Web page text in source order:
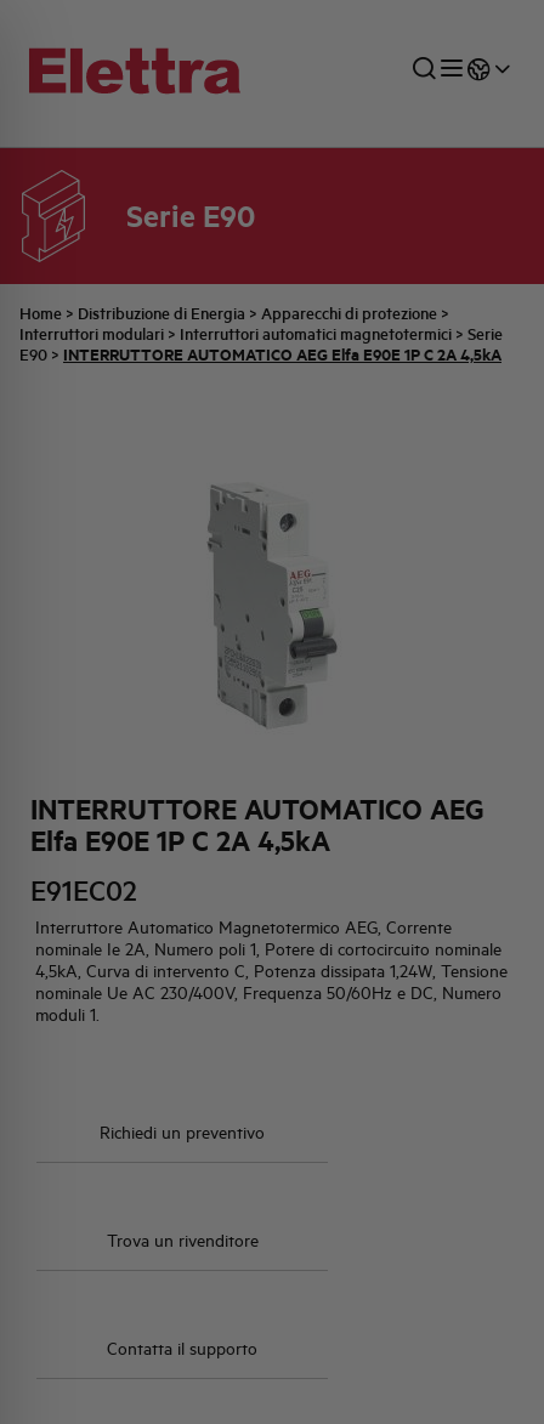
Serie E90
Home > Distribuzione di Energia > Apparecchi di protezione >
Interruttori modulari > Interruttori automatici magnetotermici > Serie
E90 > INTERRUTTORE AUTOMATICO AEG Elfa E90E 1P C 2A 4,5kA
INTERRUTTORE AUTOMATICO AEG
Elfa E90E 1P C 2A 4,5kA
E91EC02
Interruttore Automatico Magnetotermico AEG, Corrente
nominale Ie 2A, Numero poli 1, Potere di cortocircuito nominale
4,5kA, Curva di intervento C, Potenza dissipata 1,24W, Tensione
nominale Ue AC 230/400V, Frequenza 50/60Hz e DC, Numero
moduli 1.
Richiedi un preventivo
Trova un rivenditore
Contatta il supporto
SETTORI
INDUSTRIALE
DISTRIBUZIONE DI ENERGIA
AUTOMAZIONE INDUSTRIALE
RETE COMMERCIALE
UFFICIO TECNICO
PREVENTIVAZIONE
COMMESSE QUADRI
AZIENDA
FAMIGLIA BELLINI
IDENTITÀ AZIENDALE
ATTIVITÀ E MERCATI
TUTTE LE NEWS
ULTIME NOTIZIE ISTITUZIONALI
JOB CAREERS
PARTNER